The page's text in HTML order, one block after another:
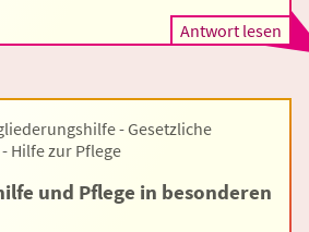
Antwort lesen
- Gesetzliche
Hilfe zur Pflege
und Pflege in besonderen